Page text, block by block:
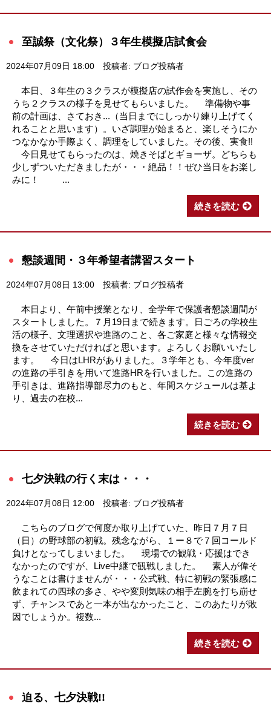
至誠祭（文化祭）３年生模擬店試食会
2024年07月09日 18:00 投稿者: ブログ投稿者
本日、３年生の３クラスが模擬店の試作会を実施し、その
うち２クラスの様子を見せてもらいました。 準備物や事
前の計画は、さておき...（当日までにしっかり練り上げてく
れることと思います）。いざ調理が始まると、楽しそうにか
つなかなか手際よく、調理をしていました。その後、実食!!
今日見せてもらったのは、焼きそばとギョーザ。どちらも
少しずついただきましたが・・・絶品！！ぜひ当日をお楽し
みに！ ...
続きを読む
懇談週間・３年希望者講習スタート
2024年07月08日 13:00 投稿者: ブログ投稿者
本日より、午前中授業となり、全学年で保護者懇談週間が
スタートしました。７月19日まで続きます。日ごろの学校生
活の様子、文理選択や進路のこと、各ご家庭と様々な情報交
換をさせていただければと思います。よろしくお願いいたし
ます。 今日はLHRがありました。３学年とも、今年度ver
の進路の手引きを用いて進路HRを行いました。この進路の
手引きは、進路指導部尽力のもと、年間スケジュールは基よ
り、過去の在校...
続きを読む
七夕決戦の行く末は・・・
2024年07月08日 12:00 投稿者: ブログ投稿者
こちらのブログで何度か取り上げていた、昨日７月７日
（日）の野球部の初戦。残念ながら、１ー８で７回コールド
負けとなってしまいました。 現場での観戦・応援はでき
なかったのですが、Live中継で観戦しました。 素人が偉そ
うなことは書けませんが・・・公式戦、特に初戦の緊張感に
飲まれての四球の多さ、やや変則気味の相手左腕を打ち崩せ
ず、チャンスであと一本が出なかったこと、このあたりが敗
因でしょうか。複数...
続きを読む
迫る、七夕決戦!!